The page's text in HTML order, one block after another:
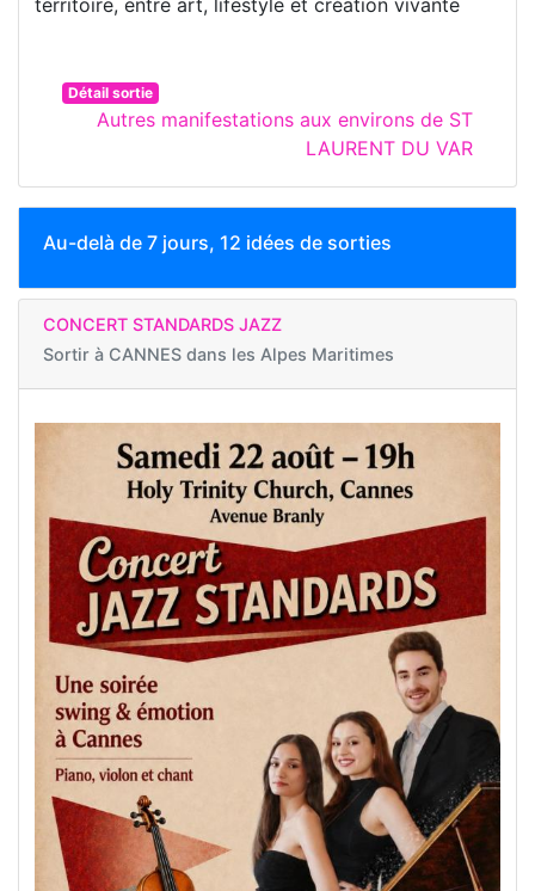
Détail sortie
Autres manifestations aux environs de ST
LAURENT DU VAR
Au-delà de 7 jours, 12 idées de sorties
CONCERT STANDARDS JAZZ
Sortir à CANNES dans les Alpes Maritimes